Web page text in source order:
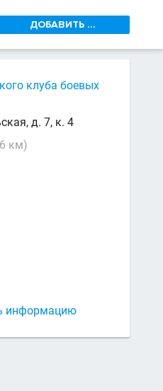
ДОБАВИТЬ ...
клуба боевых
д. 7, к. 4
км)
информацию